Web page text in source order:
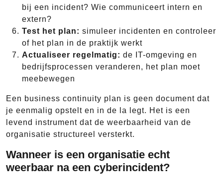
bij een incident? Wie communiceert intern en
extern?
Test het plan: simuleer incidenten en controleer
of het plan in de praktijk werkt
Actualiseer regelmatig: de IT-omgeving en
bedrijfsprocessen veranderen, het plan moet
meebewegen
Een business continuity plan is geen document dat
je eenmalig opstelt en in de la legt. Het is een
levend instrument dat de weerbaarheid van de
organisatie structureel versterkt.
Wanneer is een organisatie echt
weerbaar na een cyberincident?